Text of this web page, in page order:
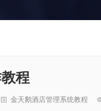
程
金天鹅酒店管理系统教程